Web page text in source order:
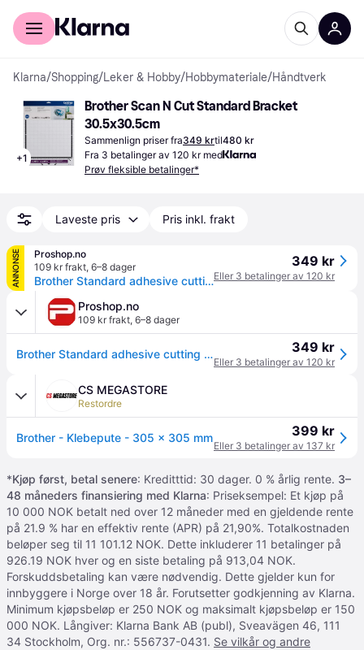
For kunder
Klarna/Shopping/Leker & Hobby/Hobbymateriale/Håndtverk
+1
Brother Scan N Cut Standard Bracket
30.5x30.5cm
Sammenlign priser fra349 krtil480 kr
Fra 3 betalinger av 120 kr med
Prøv fleksible betalinger*
Laveste pris Pris inkl. frakt
ANNONSE
Proshop.no
109 kr frakt, 6–8 dager
Brother Standard adhesive cutting mat 12" x 12" / 305 mm x 305mm
349 kr
Eller 3 betalinger av 120 kr
Proshop.no
109 kr frakt, 6–8 dager
Brother Standard adhesive cutting mat 12" x 12" / 305 mm x 305mm 349 kr
Eller 3 betalinger av 120 kr
CS MEGASTORE
Restordre
Brother - Klebepute - 305 x 305 mm 399 kr
Eller 3 betalinger av 137 kr
*Kjøp først, betal senere: Kreditttid: 30 dager. 0 % årlig rente. 3–
48 måneders finansiering med Klarna: Priseksempel: Et kjøp på
10 000 NOK betalt ned over 12 måneder med en gjeldende rente
på 21.9 % har en effektiv rente (APR) på 21,90%. Totalkostnaden
beløper seg til 11 101.12 NOK. Dette inkluderer 11 betalinger på
926.19 NOK hver og en siste betaling på 913,04 NOK.
Forskuddsbetaling kan være nødvendig. Dette gjelder kun for
innbyggere i Norge over 18 år. Forutsetter godkjenning av Klarna.
Minimum kjøpsbeløp er 250 NOK og maksimalt kjøpsbeløp er 150
000 NOK. Långiver: Klarna Bank AB (publ), Sveavägen 46, 111
34 Stockholm, Org. nr.: 556737-0431. Se vilkår og andre